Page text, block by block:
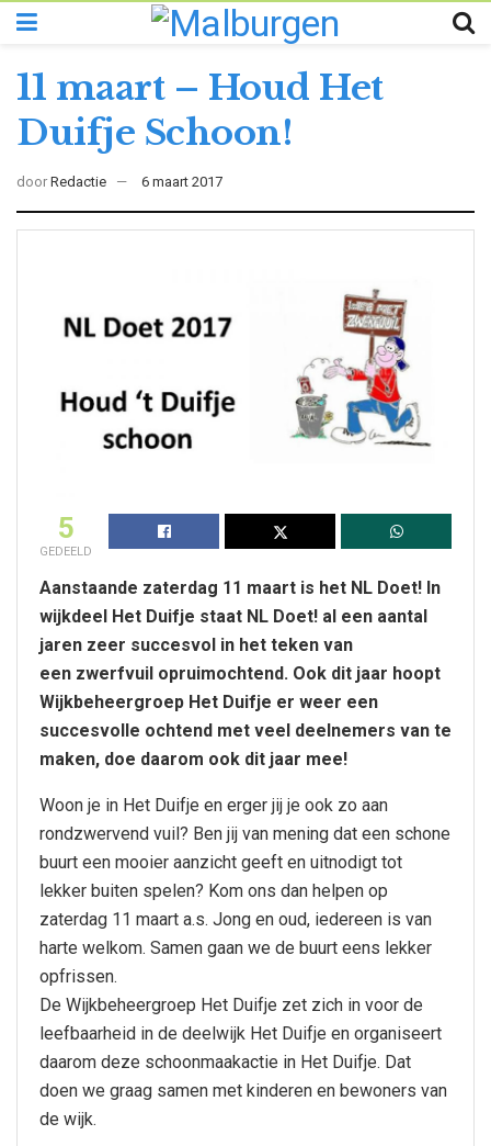
11 maart – Houd Het
Duifje Schoon!
door Redactie 6 maart 2017
5
GEDEELD
Aanstaande zaterdag 11 maart is het NL Doet! In
wijkdeel Het Duifje staat NL Doet! al een aantal
jaren zeer succesvol in het teken van
een zwerfvuil opruimochtend. Ook dit jaar hoopt
Wijkbeheergroep Het Duifje er weer een
succesvolle ochtend met veel deelnemers van te
maken, doe daarom ook dit jaar mee!
Woon je in Het Duifje en erger jij je ook zo aan
rondzwervend vuil? Ben jij van mening dat een schone
buurt een mooier aanzicht geeft en uitnodigt tot
lekker buiten spelen? Kom ons dan helpen op
zaterdag 11 maart a.s. Jong en oud, iedereen is van
harte welkom. Samen gaan we de buurt eens lekker
opfrissen.
De Wijkbeheergroep Het Duifje zet zich in voor de
leefbaarheid in de deelwijk Het Duifje en organiseert
daarom deze schoonmaakactie in Het Duifje. Dat
doen we graag samen met kinderen en bewoners van
de wijk.